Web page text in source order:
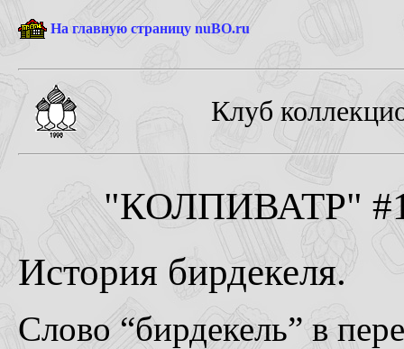
На главную страницу nuBO.ru
Клуб
"КОЛПИВАТР" #1-
История бирдекеля.
Слово “бирдекель” в